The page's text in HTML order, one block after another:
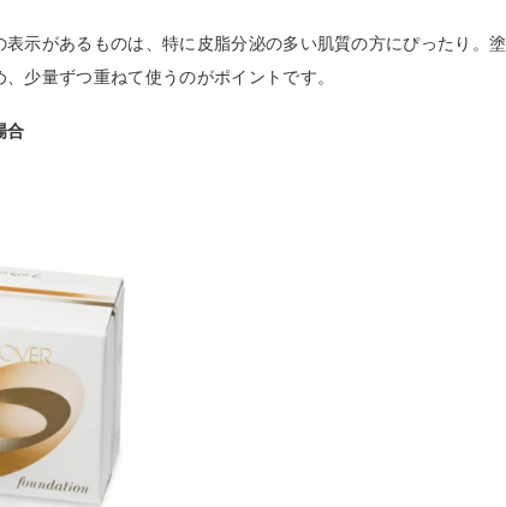
表示があるものは、特に皮脂分泌の多い肌質の方にぴったり。塗
少量ずつ重ねて使うのがポイントです。
合